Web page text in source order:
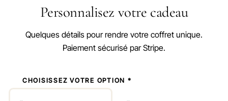
Personnalisez votre cadeau
Quelques détails pour rendre votre coffret unique.
Paiement sécurisé par Stripe.
CHOISISSEZ VOTRE OPTION *